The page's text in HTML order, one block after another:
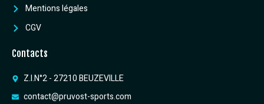
Mentions légales
CGV
Contacts
Z.I.N°2 - 27210 BEUZEVILLE
contact@pruvost-sports.com